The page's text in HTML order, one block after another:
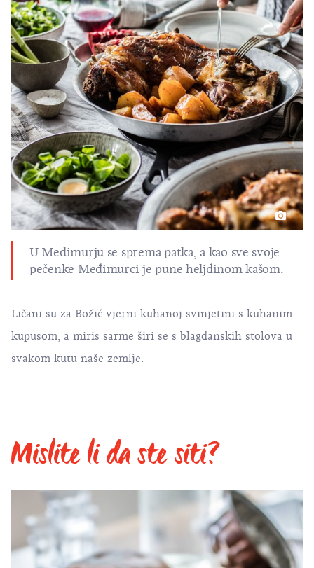
U Međimurju se sprema patka, a kao sve svoje
pečenke Međimurci je pune heljdinom kašom.
Ličani su za Božić vjerni kuhanoj svinjetini s kuhanim
kupusom, a miris sarme širi se s blagdanskih stolova u
svakom kutu naše zemlje.
Mislite li da ste siti?